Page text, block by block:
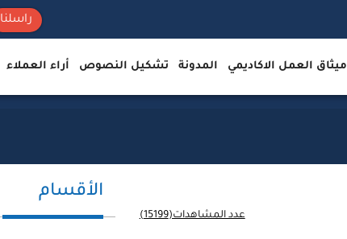
راسلنا
ميثاق العمل الاكاديمي المدونة تشكيل النصوص أراء العملاء
عدد المشاهدات(15199)
الأقسام